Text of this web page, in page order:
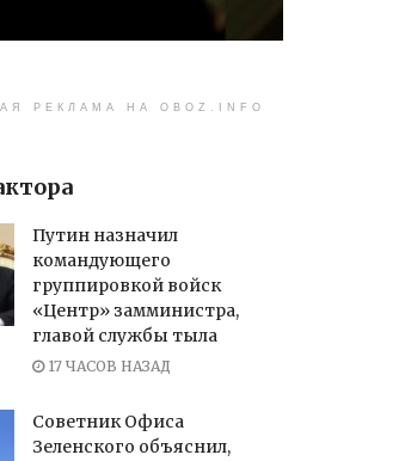
РЕКЛАМА НА OBOZ.INFO
Путин назначил
командующего
группировкой войск
«Центр» замминистра,
главой службы тыла
17 ЧАСОВ НАЗАД
Советник Офиса
Зеленского объяснил,